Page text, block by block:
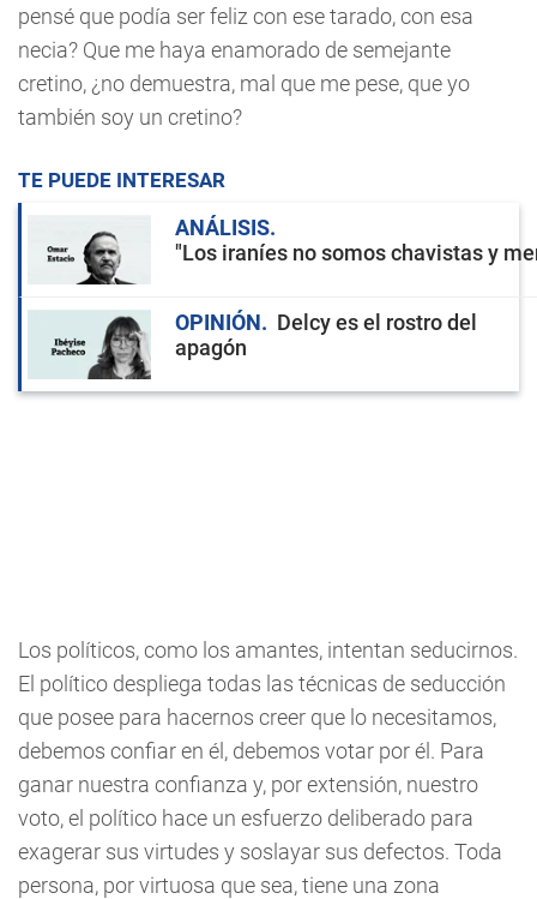
pensé que podía ser feliz con ese tarado, con esa
necia? Que me haya enamorado de semejante
cretino, ¿no demuestra, mal que me pese, que yo
también soy un cretino?
TE PUEDE INTERESAR
ANÁLISIS
"Los iraníes no somos chavistas y
OPINIÓN
Delcy es el rostro del
apagón
Los políticos, como los amantes, intentan seducirnos.
El político despliega todas las técnicas de seducción
que posee para hacernos creer que lo necesitamos,
debemos confiar en él, debemos votar por él. Para
ganar nuestra confianza y, por extensión, nuestro
voto, el político hace un esfuerzo deliberado para
exagerar sus virtudes y soslayar sus defectos. Toda
persona, por virtuosa que sea, tiene una zona